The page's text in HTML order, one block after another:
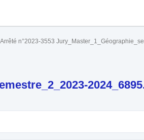
Arrêté n°2023-3553